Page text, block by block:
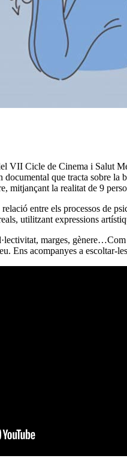
VII Cicle de Cinema i Salut
que tracta sobre la
mitjançant la realitat de 9
entre els processos de
utilitzant expressions
marges,
Ens acompanyes a escoltar-